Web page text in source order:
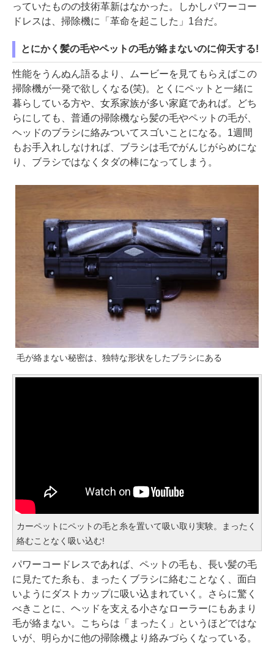
っていたものの技術革新はなかった。しかしパワーコー
ドレスは、掃除機に「革命を起こした」1台だ。
とにかく髪の毛やペットの毛が絡まないのに仰天する!
性能をうんぬん語るより、ムービーを見てもらえばこの
掃除機が一発で欲しくなる(笑)。とくにペットと一緒に
暮らしている方や、女系家族が多い家庭であれば。どち
らにしても、普通の掃除機なら髪の毛やペットの毛が、
ヘッドのブラシに絡みついてスゴいことになる。1週間
もお手入れしなければ、ブラシは毛でがんじがらめにな
り、ブラシではなくタダの棒になってしまう。
毛が絡まない秘密は、独特な形状をしたブラシにある
カーペットにペットの毛と糸を置いて吸い取り実験。まったく
絡むことなく吸い込む!
パワーコードレスであれば、ペットの毛も、長い髪の毛
に見たてた糸も、まったくブラシに絡むことなく、面白
いようにダストカップに吸い込まれていく。さらに驚く
べきことに、ヘッドを支える小さなローラーにもあまり
毛が絡まない。こちらは「まったく」というほどではな
いが、明らかに他の掃除機より絡みづらくなっている。